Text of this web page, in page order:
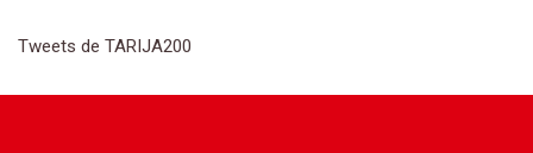
Tweets de TARIJA200